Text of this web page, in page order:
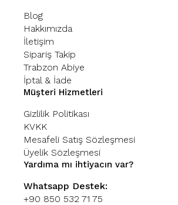
Blog
Hakkımızda
İletişim
Sipariş Takip
Trabzon Abiye
İptal & İade
Müşteri Hizmetleri
Gizlilik Politikası
KVKK
Mesafeli Satış Sözleşmesi
Üyelik Sözleşmesi
Yardıma mı ihtiyacın var?
Whatsapp Destek:
+90 850 532 71 75